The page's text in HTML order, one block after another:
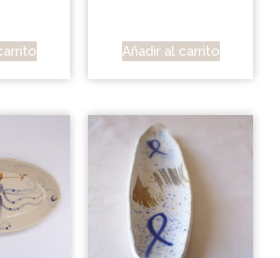
Añadir al carrito